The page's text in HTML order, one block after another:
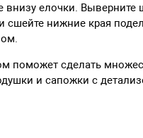
внизу елочки.
сшейте нижние края
поможет сделать
и сапожки с